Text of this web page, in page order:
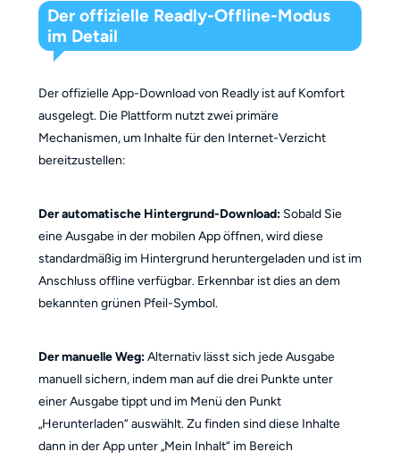
Der offizielle Readly-Offline-Modus
im Detail
Der offizielle App-Download von Readly ist auf Komfort
ausgelegt. Die Plattform nutzt zwei primäre
Mechanismen, um Inhalte für den Internet-Verzicht
bereitzustellen:
Der automatische Hintergrund-Download: Sobald Sie
eine Ausgabe in der mobilen App öffnen, wird diese
standardmäßig im Hintergrund heruntergeladen und ist im
Anschluss offline verfügbar. Erkennbar ist dies an dem
bekannten grünen Pfeil-Symbol.
Der manuelle Weg:Alternativ lässt sich jede Ausgabe
manuell sichern, indem man auf die drei Punkte unter
einer Ausgabe tippt und im Menü den Punkt
„Herunterladen“ auswählt. Zu finden sind diese Inhalte
dann in der App unter „Mein Inhalt“ im Bereich